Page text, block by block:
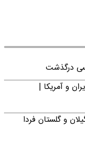
درگذشت
و آمریکا |
و گلستان فردا